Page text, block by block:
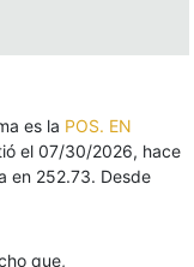
es la POS. EN
el 07/30/2026, hace
en 252.73. Desde
que,